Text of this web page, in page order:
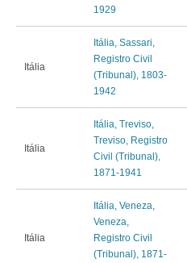
1929
Itália
Itália, Sassari,
Registro Civil
(Tribunal), 1803-
1942
Itália
Itália, Treviso,
Treviso, Registro
Civil (Tribunal),
1871-1941
Itália
Itália, Veneza,
Veneza,
Registro Civil
(Tribunal), 1871-